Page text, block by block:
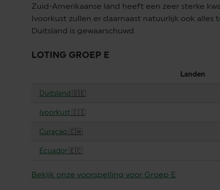
Zuid-Amerikaanse land heeft een zeer sterke
Ivoorkust zullen er daarnaast natuurlijk ook alles
Duitsland is gewaarschuwd.
LOTING GROEP E
Landen
Duitsland 🇩🇪
Ivoorkust🇨🇮
Curaçao 🇨🇼
Ecuador🇪🇨
Bekijk onze voorspelling voor Groep E